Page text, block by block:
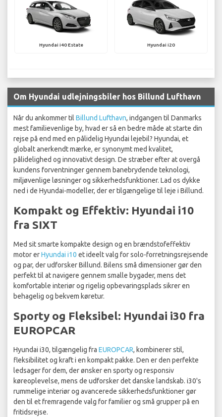
Hyundai i40 Estate Hyundai i20
Om Hyundai udlejningsbiler hos Billund Lufthavn
Når du ankommer til Billund Lufthavn, indgangen til Danmarks
mest familievenlige by, hvad er så en bedre måde at starte din
rejse på end med en pålidelig Hyundai lejebil? Hyundai, et
globalt anerkendt mærke, er synonymt med kvalitet,
pålidelighed og innovativt design. De stræber efter at overgå
kundens forventninger gennem banebrydende teknologi,
miljøvenlige løsninger og sikkerhedsfunktioner. Lad os dykke
ned i de Hyundai-modeller, der er tilgængelige til leje i Billund.
Kompakt og Effektiv: Hyundai i10
fra SIXT
Med sit smarte kompakte design og en brændstofeffektiv
motor erHyundai i10 et ideelt valg for solo-forretningsrejsende
og par, der udforsker Billund. Bilens små dimensioner gør den
perfekt til at navigere gennem smalle bygader, mens det
komfortable interiør og rigelig opbevaringsplads sikrer en
behagelig og bekvem køretur.
Sporty og Fleksibel: Hyundai i30 fra
EUROPCAR
Hyundai i30, tilgængelig fra EUROPCAR, kombinerer stil,
fleksibilitet og kraft i en kompakt pakke. Den er den perfekte
ledsager for dem, der ønsker en sporty og responsiv
køreoplevelse, mens de udforsker det danske landskab. i30's
rummelige interiør og avancerede sikkerhedsfunktioner gør
den til et fremragende valg for familier og små grupper på en
fritidsrejse.